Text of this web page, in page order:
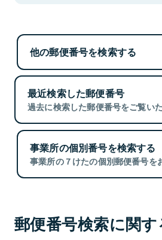
他の郵便番号を検索する
最近検索した郵便番号
過去に検索した郵便番号をご覧いた
事業所の個別番号を検索する
事業所の７けたの個別郵便番号を
郵便番号検索に関